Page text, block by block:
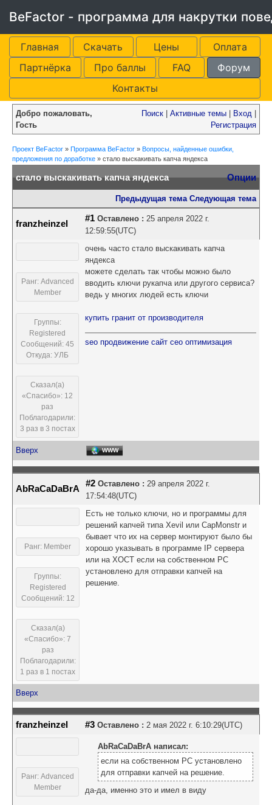
BeFactor - программа для накрутки
Главная Скачать Цены
Оплата
Партнёрка
Про баллы FAQ
Форум
Контакты
Добро пожаловать,
Гость
Поиск Активные темы Вход
Регистрация
Проект BeFactor » Программа BeFactor » Вопросы, найденные ошибки,
предложения по доработке » стало выскакивать капча яндекса
стало выскакивать капча яндекса Опции
Предыдущая тема Следующая тема
franzheinzel
#1 Оставлено : 25 апреля 2022 г.
12:59:55(UTC)
Ранг: Advanced
Member
Группы:
Registered
Сообщений: 45
Откуда: УЛБ
Сказал(а)
«Спасибо»: 12
раз
Поблагодарили:
3 раз в 3 постах
очень часто стало выскакивать капча
яндекса
можете сделать так чтобы можно было
вводить ключи рукапча или другого сервиса?
ведь у многих людей есть ключи
купить гранит от производителя
seo продвижение сайт сео оптимизация
Вверх WWW
AbRaCaDaBrA
#2 Оставлено : 29 апреля 2022 г.
17:54:48(UTC)
Ранг: Member
Группы:
Registered
Сообщений: 12
Сказал(а)
«Спасибо»: 7
раз
Поблагодарили:
1 раз в 1 постах
Есть не только ключи, но и программы для
решений капчей типа Xevil или CapMonstr и
бывает что их на сервер монтируют было бы
хорошо указывать в программе IP сервера
или на ХОСТ если на собственном PC
установлено для отправки капчей на
решение.
Вверх
franzheinzel #3 Оставлено : 2 мая 2022 г. 6:10:29(UTC)
Ранг: Advanced
Member
AbRaCaDaBrA написал:
если на собственном PC установлено
для отправки капчей на решение.
да-да, именно это и имел в виду